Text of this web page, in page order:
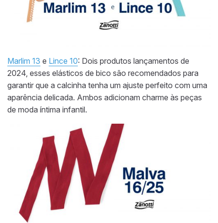
Marlim 13 e Lince 10: Dois produtos lançamentos de
2024, esses elásticos de bico são recomendados para
garantir que a calcinha tenha um ajuste perfeito com uma
aparência delicada. Ambos adicionam charme às peças
de moda íntima infantil.